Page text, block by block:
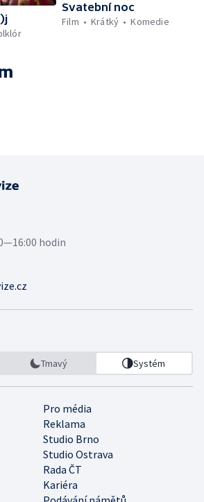
Svatební noc
Film
Krátký Komedie
hodin
Tmavý Systém
Pro média
Reklama
Studio Brno
Studio Ostrava
Rada ČT
Kariéra